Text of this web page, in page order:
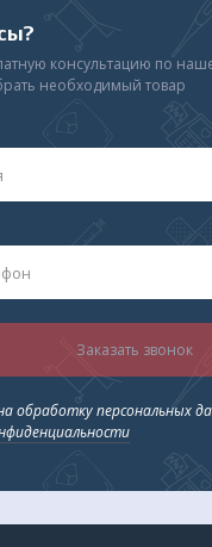
консультацию по
необходимый товар
Заказать звонок
обработку персональных